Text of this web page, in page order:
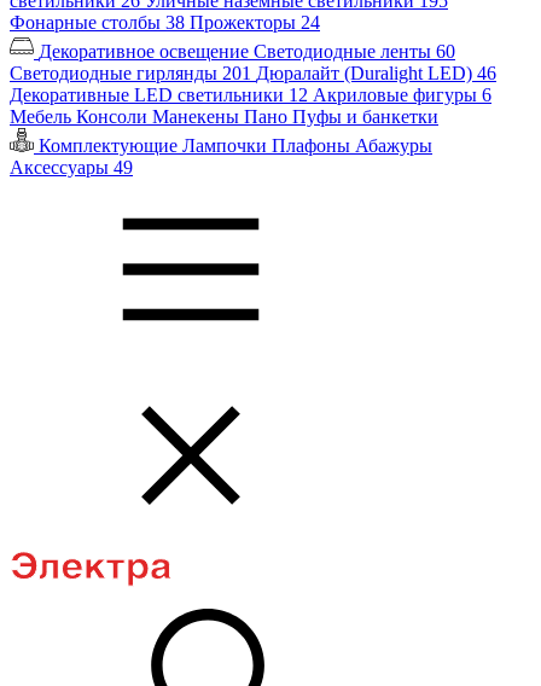
Фонарные столбы 38 Прожекторы 24
Декоративное освещение Светодиодные ленты 60
Светодиодные гирлянды 201 Дюралайт (Duralight LED) 46
Декоративные LED светильники 12 Акриловые фигуры 6
Мебель Консоли Манекены Пано Пуфы и банкетки
Комплектующие Лампочки Плафоны Абажуры
Аксессуары 49